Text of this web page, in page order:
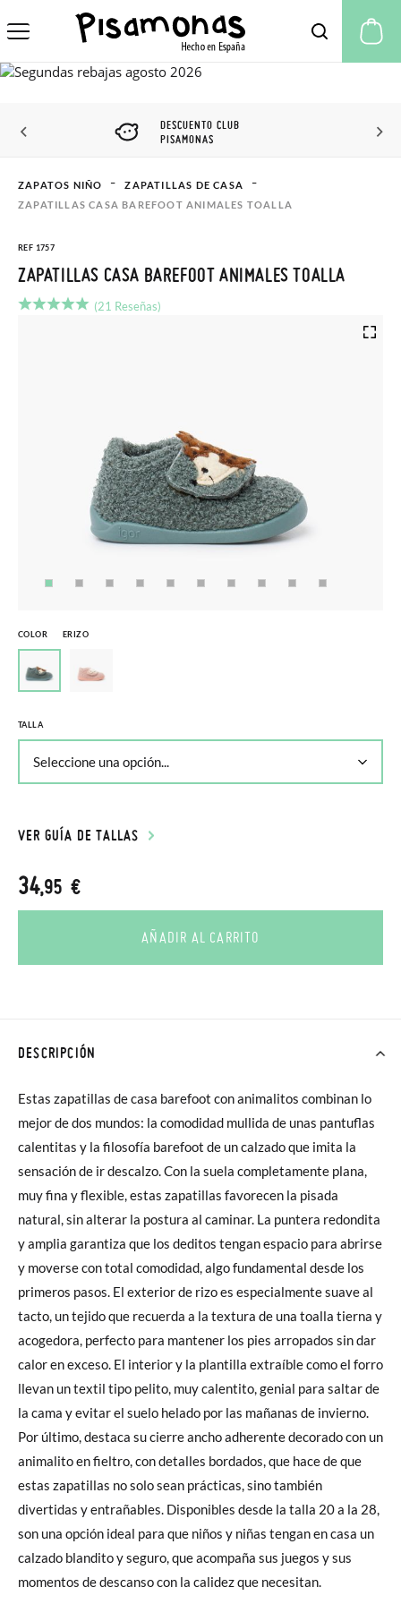
DESCUENTO CLUB
PISAMONAS
ZAPATOS NIÑO
ZAPATILLAS DE CASA
ZAPATILLAS CASA BAREFOOT ANIMALES TOALLA
REF 1757
ZAPATILLAS CASA BAREFOOT ANIMALES TOALLA
(21 Reseñas)
COLOR ERIZO
TALLA
VER GUÍA DE TALLAS
34,95 €
AÑADIR AL CARRITO
DESCRIPCIÓN
Estas zapatillas de casa barefoot con animalitos combinan lo
mejor de dos mundos: la comodidad mullida de unas pantuflas
calentitas y la filosofía barefoot de un calzado que imita la
sensación de ir descalzo. Con la suela completamente plana,
muy fina y flexible, estas zapatillas favorecen la pisada
natural, sin alterar la postura al caminar. La puntera redondita
y amplia garantiza que los deditos tengan espacio para abrirse
y moverse con total comodidad, algo fundamental desde los
primeros pasos. El exterior de rizo es especialmente suave al
tacto, un tejido que recuerda a la textura de una toalla tierna y
acogedora, perfecto para mantener los pies arropados sin dar
calor en exceso. El interior y la plantilla extraíble como el forro
llevan un textil tipo pelito, muy calentito, genial para saltar de
la cama y evitar el suelo helado por las mañanas de invierno.
Por último, destaca su cierre ancho adherente decorado con un
animalito en fieltro, con detalles bordados, que hace de que
estas zapatillas no solo sean prácticas, sino también
divertidas y entrañables. Disponibles desde la talla 20 a la 28,
son una opción ideal para que niños y niñas tengan en casa un
calzado blandito y seguro, que acompaña sus juegos y sus
momentos de descanso con la calidez que necesitan.